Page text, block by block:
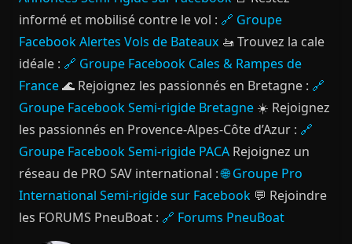
informé et mobilisé contre le vol : 🔗 Groupe
Facebook Alertes Vols de Bateaux 🚤 Trouvez la cale
idéale : 🔗 Groupe Facebook Cales & Rampes de
France🌊 Rejoignez les passionnés en Bretagne : 🔗
Groupe Facebook Semi-rigide Bretagne ☀️ Rejoignez
les passionnés en Provence-Alpes-Côte d’Azur : 🔗
Groupe Facebook Semi-rigide PACA Rejoignez un
réseau de PRO SAV international :🌐 Groupe Pro
International Semi-rigide sur Facebook 💬 Rejoindre
les FORUMS PneuBoat : 🔗 Forums PneuBoat